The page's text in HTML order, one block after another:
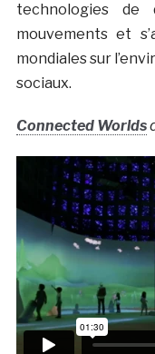
technologies
mouvements et
mondiales sur
sociaux.
Connected Worlds